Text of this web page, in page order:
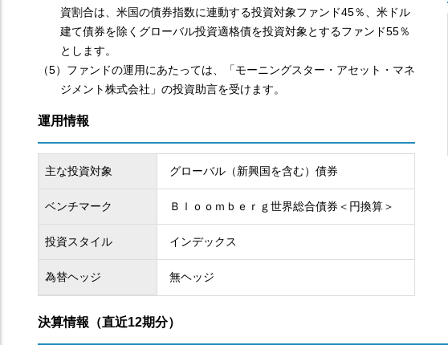
資割合は、米国の債券指数に連動する投資対象ファンド45％、米ドル
建て債券を除くグローバル投資適格債を投資対象とするファンド55％
とします。
（5）ファンドの運用にあたっては、「モーニングスター・アセット・マネ
ジメント株式会社」の投資助言を受けます。
運用情報
主な投資対象 グローバル（新興国を含む）債券
ベンチマーク Ｂｌｏｏｍｂｅｒｇ世界総合債券＜円換算＞
投資スタイル インデックス
為替ヘッジ 無ヘッジ
決算情報（直近12期分）